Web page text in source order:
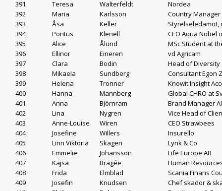
391 Teresa Walterfeldt
Nordea
392
Maria Karlsson
Country
393
Åsa Keller
Styrelseledamot,
394
Pontus Klenell
CEO Aqua Nobel
395
Alice Ålund
MSc Student at
396
Ellinor Eineren
vd Agricam
397
Clara Bodin
Head of
398
Mikaela Sundberg
Consultant Egon
399
Helena Tronner
Knowit Insight
400
Hanna Mannberg
Global CHRO at
401
Anna Björnram
Brand Manager
402
Lina Nygren
Vice Head of
403
Anne-Louise Wiren
CEO Strawbees
404
Josefine Willers
Insurello
405
Linn Viktoria Skagen
Lynk & Co
406
Emmelie Johansson
Life Europe AB
407
Kajsa Bragée
Human
408
Frida Elmblad
Scania Finans
409
Josefin Knudsen
Chef skador &